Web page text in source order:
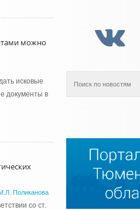
можно
исковые
документы в
Поликанова
со ст.